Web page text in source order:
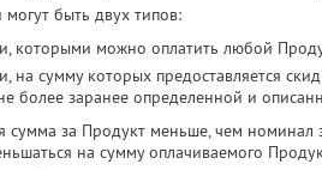
быть двух типов:
которыми можно оплатить любой
на сумму которых предоставляется
более заранее определенной и
сумма за Продукт меньше, чем
на сумму оплачиваемого